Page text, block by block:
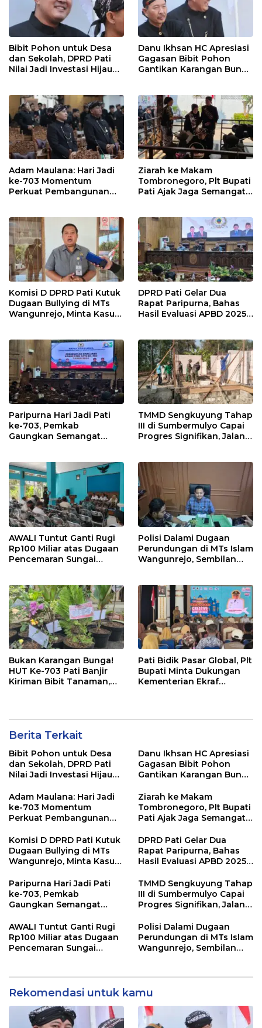
Bibit Pohon untuk Desa
dan Sekolah, DPRD Pati
Nilai Jadi Investasi Hijau
Danu Ikhsan HC Apresiasi
Gagasan Bibit Pohon
Gantikan Karangan Bunga
Adam Maulana: Hari Jadi
ke-703 Momentum
Perkuat Pembangunan
Ziarah ke Makam
Tombronegoro, Plt Bupati
Pati Ajak Jaga Semangat
Berkualitas
Komisi D DPRD Pati Kutuk
Dugaan Bullying di MTs
Wangunrejo, Minta Kasus
DPRD Pati Gelar Dua
Rapat Paripurna, Bahas
Hasil Evaluasi APBD 2025
Paripurna Hari Jadi Pati
ke-703, Pemkab
Gaungkan Semangat
TMMD Sengkuyung Tahap
III di Sumbermulyo Capai
Progres Signifikan, Jalan
AWALI Tuntut Ganti Rugi
Rp100 Miliar atas Dugaan
Pencemaran Sungai
Polisi Dalami Dugaan
Perundungan di MTs Islam
Wangunrejo, Sembilan
Bukan Karangan Bunga!
HUT Ke-703 Pati Banjir
Kiriman Bibit Tanaman,
Pati Bidik Pasar Global, Plt
Bupati Minta Dukungan
Kementerian Ekraf
Berita Terkait
Bibit Pohon untuk Desa
dan Sekolah, DPRD Pati
Nilai Jadi Investasi Hijau
Danu Ikhsan HC Apresiasi
Gagasan Bibit Pohon
Gantikan Karangan Bunga
Adam Maulana: Hari Jadi
ke-703 Momentum
Perkuat Pembangunan
Masyarakat Pati
Ziarah ke Makam
Tombronegoro, Plt Bupati
Pati Ajak Jaga Semangat
Pelayanan Publik
Berkualitas
Komisi D DPRD Pati Kutuk
Dugaan Bullying di MTs
Wangunrejo, Minta Kasus
DPRD Pati Gelar Dua
Rapat Paripurna, Bahas
Hasil Evaluasi APBD 2025
2026
Paripurna Hari Jadi Pati
ke-703, Pemkab
Gaungkan Semangat
Mbangun Kamajengan”
TMMD Sengkuyung Tahap
III di Sumbermulyo Capai
Progres Signifikan, Jalan
Persen
AWALI Tuntut Ganti Rugi
Rp100 Miliar atas Dugaan
Pencemaran Sungai
Polisi Dalami Dugaan
Perundungan di MTs Islam
Wangunrejo, Sembilan
Rekomendasi untuk kamu